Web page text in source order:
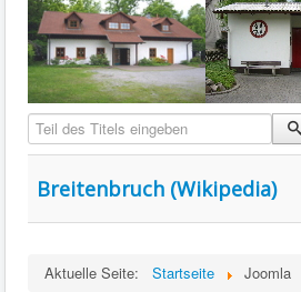
Teil des Titels eingeben
Breitenbruch (Wikipedia)
Aktuelle Seite: Startseite Joomla